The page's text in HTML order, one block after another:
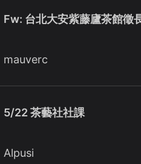
Fw: 台北大安紫藤廬茶館徵
mauverc
5/22 茶藝社社課
Alpusi